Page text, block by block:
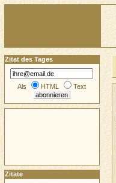
Zitat des Tages
Als HTML Text
Zitate